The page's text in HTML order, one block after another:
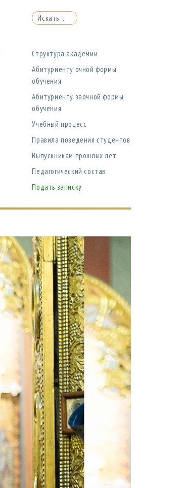
Структура академии
Абитуриенту очной формы
обучения
Абитуриенту заочной формы
обучения
Учебный процесс
Правила поведения студентов
Выпускникам прошлых лет
Педагогический состав
Подать записку